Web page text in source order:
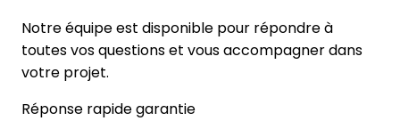
Notre équipe est disponible pour répondre à
toutes vos questions et vous accompagner dans
votre projet.
Réponse rapide garantie